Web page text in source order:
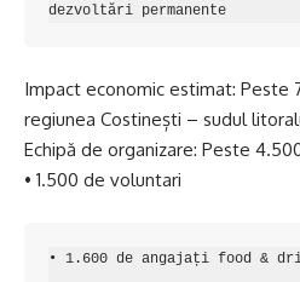
dezvoltări permanente
Impact economic estimat: Peste
regiunea Costinești – sudul
Echipă de organizare: Peste
• 1.500 de voluntari
• 1.600 de angajați food &